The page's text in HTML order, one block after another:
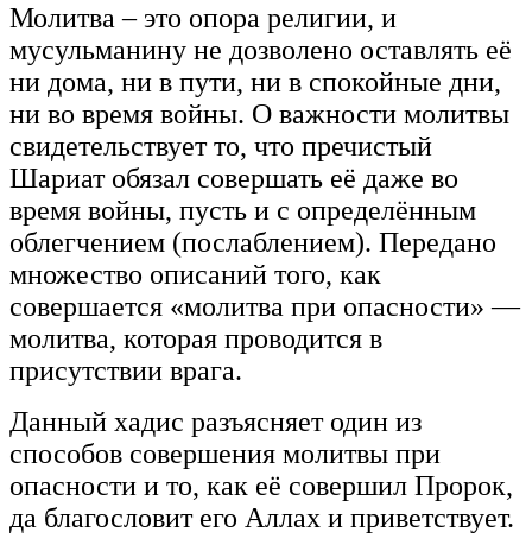
Молитва – это опора религии, и
мусульманину не дозволено оставлять её
ни дома, ни в пути, ни в спокойные дни,
ни во время войны. О важности молитвы
свидетельствует то, что пречистый
Шариат обязал совершать её даже во
время войны, пусть и с определённым
облегчением (послаблением). Передано
множество описаний того, как
совершается «молитва при опасности» —
молитва, которая проводится в
присутствии врага.
Данный хадис разъясняет один из
способов совершения молитвы при
опасности и то, как её совершил Пророк,
да благословит его Аллах и приветствует.